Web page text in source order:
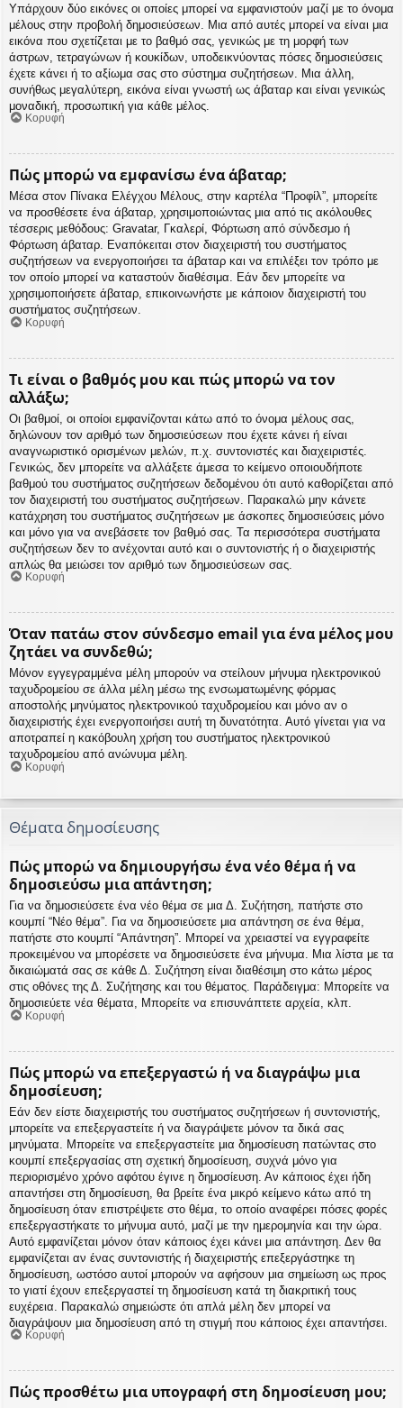
Υπάρχουν δύο εικόνες οι οποίες μπορεί να εμφανιστούν μαζί με το όνομα
μέλους στην προβολή δημοσιεύσεων. Μια από αυτές μπορεί να είναι μια
εικόνα που σχετίζεται με το βαθμό σας, γενικώς με τη μορφή των
άστρων, τετραγώνων ή κουκίδων, υποδεικνύοντας πόσες δημοσιεύσεις
έχετε κάνει ή το αξίωμα σας στο σύστημα συζητήσεων. Μια άλλη,
συνήθως μεγαλύτερη, εικόνα είναι γνωστή ως άβαταρ και είναι γενικώς
μοναδική, προσωπική για κάθε μέλος.
Κορυφή
Πώς μπορώ να εμφανίσω ένα άβαταρ;
Μέσα στον Πίνακα Ελέγχου Μέλους, στην καρτέλα “Προφίλ”, μπορείτε
να προσθέσετε ένα άβαταρ, χρησιμοποιώντας μια από τις ακόλουθες
τέσσερις μεθόδους: Gravatar, Γκαλερί, Φόρτωση από σύνδεσμο ή
Φόρτωση άβαταρ. Εναπόκειται στον διαχειριστή του συστήματος
συζητήσεων να ενεργοποιήσει τα άβαταρ και να επιλέξει τον τρόπο με
τον οποίο μπορεί να καταστούν διαθέσιμα. Εάν δεν μπορείτε να
χρησιμοποιήσετε άβαταρ, επικοινωνήστε με κάποιον διαχειριστή του
συστήματος συζητήσεων.
Κορυφή
Τι είναι ο βαθμός μου και πώς μπορώ να τον
αλλάξω;
Οι βαθμοί, οι οποίοι εμφανίζονται κάτω από το όνομα μέλους σας,
δηλώνουν τον αριθμό των δημοσιεύσεων που έχετε κάνει ή είναι
αναγνωριστικό ορισμένων μελών, π.χ. συντονιστές και διαχειριστές.
Γενικώς, δεν μπορείτε να αλλάξετε άμεσα το κείμενο οποιουδήποτε
βαθμού του συστήματος συζητήσεων δεδομένου ότι αυτό καθορίζεται από
τον διαχειριστή του συστήματος συζητήσεων. Παρακαλώ μην κάνετε
κατάχρηση του συστήματος συζητήσεων με άσκοπες δημοσιεύσεις μόνο
και μόνο για να ανεβάσετε τον βαθμό σας. Τα περισσότερα συστήματα
συζητήσεων δεν το ανέχονται αυτό και ο συντονιστής ή ο διαχειριστής
απλώς θα μειώσει τον αριθμό των δημοσιεύσεων σας.
Κορυφή
Όταν πατάω στον σύνδεσμο email για ένα μέλος μου
ζητάει να συνδεθώ;
Μόνον εγγεγραμμένα μέλη μπορούν να στείλουν μήνυμα ηλεκτρονικού
ταχυδρομείου σε άλλα μέλη μέσω της ενσωματωμένης φόρμας
αποστολής μηνύματος ηλεκτρονικού ταχυδρομείου και μόνο αν ο
διαχειριστής έχει ενεργοποιήσει αυτή τη δυνατότητα. Αυτό γίνεται για να
αποτραπεί η κακόβουλη χρήση του συστήματος ηλεκτρονικού
ταχυδρομείου από ανώνυμα μέλη.
Κορυφή
Θέματα δημοσίευσης
Πώς μπορώ να δημιουργήσω ένα νέο θέμα ή να
δημοσιεύσω μια απάντηση;
Για να δημοσιεύσετε ένα νέο θέμα σε μια Δ. Συζήτηση, πατήστε στο
κουμπί “Νέο θέμα”. Για να δημοσιεύσετε μια απάντηση σε ένα θέμα,
πατήστε στο κουμπί “Απάντηση”. Μπορεί να χρειαστεί να εγγραφείτε
προκειμένου να μπορέσετε να δημοσιεύσετε ένα μήνυμα. Μια λίστα με τα
δικαιώματά σας σε κάθε Δ. Συζήτηση είναι διαθέσιμη στο κάτω μέρος
στις οθόνες της Δ. Συζήτησης και του θέματος. Παράδειγμα: Μπορείτε να
δημοσιεύετε νέα θέματα, Μπορείτε να επισυνάπτετε αρχεία, κλπ.
Κορυφή
Πώς μπορώ να επεξεργαστώ ή να διαγράψω μια
δημοσίευση;
Εάν δεν είστε διαχειριστής του συστήματος συζητήσεων ή συντονιστής,
μπορείτε να επεξεργαστείτε ή να διαγράψετε μόνον τα δικά σας
μηνύματα. Μπορείτε να επεξεργαστείτε μια δημοσίευση πατώντας στο
κουμπί επεξεργασίας στη σχετική δημοσίευση, συχνά μόνο για
περιορισμένο χρόνο αφότου έγινε η δημοσίευση. Αν κάποιος έχει ήδη
απαντήσει στη δημοσίευση, θα βρείτε ένα μικρό κείμενο κάτω από τη
δημοσίευση όταν επιστρέψετε στο θέμα, το οποίο αναφέρει πόσες φορές
επεξεργαστήκατε το μήνυμα αυτό, μαζί με την ημερομηνία και την ώρα.
Αυτό εμφανίζεται μόνον όταν κάποιος έχει κάνει μια απάντηση. Δεν θα
εμφανίζεται αν ένας συντονιστής ή διαχειριστής επεξεργάστηκε τη
δημοσίευση, ωστόσο αυτοί μπορούν να αφήσουν μια σημείωση ως προς
το γιατί έχουν επεξεργαστεί τη δημοσίευση κατά τη διακριτική τους
ευχέρεια. Παρακαλώ σημειώστε ότι απλά μέλη δεν μπορεί να
διαγράψουν μια δημοσίευση από τη στιγμή που κάποιος έχει απαντήσει.
Κορυφή
Πώς προσθέτω μια υπογραφή στη δημοσίευση μου;